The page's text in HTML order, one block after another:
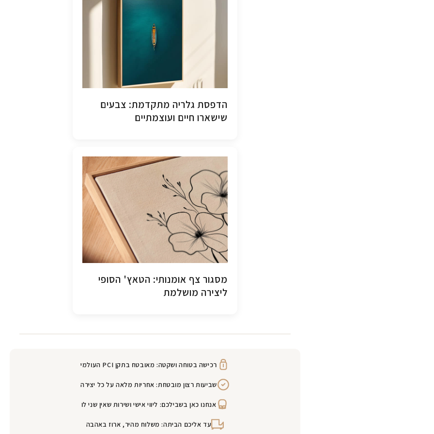
הדפסת גלריה מתקדמת: צבעים
שישארו חיים ועוצמתיים
מסגור צף אומנותי: הטאץ' הסופי
ליצירה מושלמת
רכישה בטוחה ושקטה: מאובטח בתקן PCI העולמי
שביעות רצון מובטחת: אחריות מלאה על כל יצירה
אנחנו כאן בשבילכם: ליווי אישי ושירות שאין שני לו
עד אליכם הביתה: משלוח מהיר, ארוז באהבה